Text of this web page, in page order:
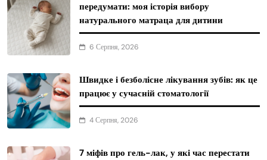
передумати: моя історія вибору
натурального матраца для дитини
6 Серпня, 2026
Швидке і безболісне лікування зубів: як це
працює у сучасній стоматології
4 Серпня, 2026
7 міфів про гель-лак, у які час перестати